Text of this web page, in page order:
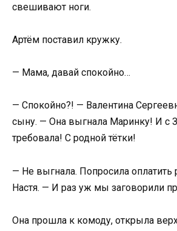
свешивают ноги.
Артём поставил кружку.
— Мама, давай спокойно…
— Спокойно?! — Валентина
сыну. — Она выгнала Маринку! И с
требовала! С родной тётки!
— Не выгнала. Попросила оплатить
Настя. — И раз уж мы заговорили
Она прошла к комоду, открыла